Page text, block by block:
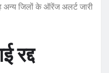
जिलों के ऑरेंज अलर्ट जारी
रद्द